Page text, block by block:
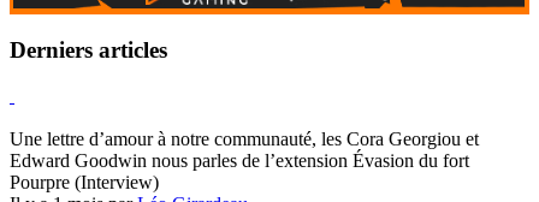
Derniers articles
Une lettre d’amour à notre communauté, les Cora Georgiou et
Edward Goodwin nous parles de l’extension Évasion du fort
Pourpre (Interview)